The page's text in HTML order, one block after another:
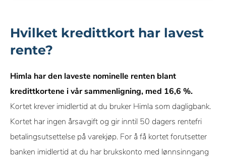
Hvilket kredittkort har lavest
rente?
Himla har den laveste nominelle renten blant
kredittkortene i vår sammenligning, med 16,6 %.
Kortet krever imidlertid at du bruker Himla som dagligbank.
Kortet har ingen årsavgift og gir inntil 50 dagers rentefri
betalingsutsettelse på varekjøp. For å få kortet forutsetter
banken imidlertid at du har brukskonto med lønnsinngang